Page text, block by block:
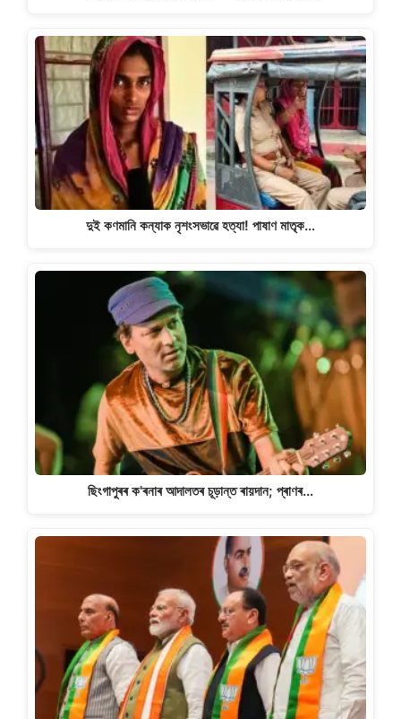
দুই কণমানি কন্যাক নৃশংসভাৱে হত্যা! পাষাণ মাতৃক…
ছিংগাপুৰৰ ক'ৰনাৰ আদালতৰ চূড়ান্ত ৰায়দান; প্ৰাণৰ…